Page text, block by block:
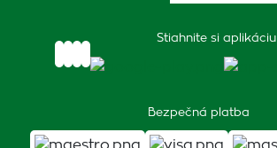
Stiahnite si aplikáciu
Bezpečná platba